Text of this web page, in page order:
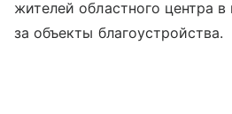
жителей областного центра в
за объекты благоустройства.